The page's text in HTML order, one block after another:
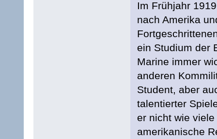
Im Frühjahr
nach Amerika
ein Studium der
Marine immer
anderen
Student, aber
talentierter
er nicht wie
amerikanische